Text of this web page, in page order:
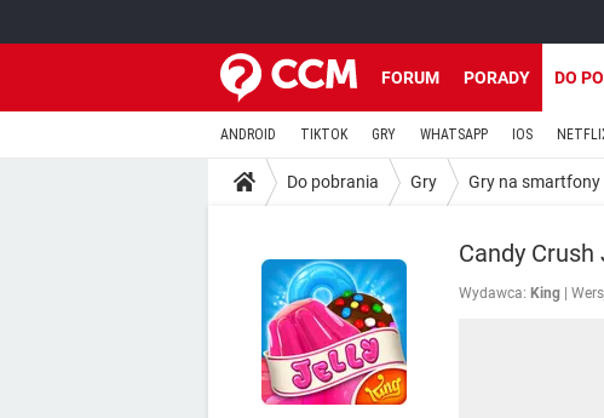
FORUM PORADY DO
ANDROID TIKTOK GRY WHATSAPP IOS
Do pobrania Gry Gry na smartfony
Candy Crush
Wydawca: King